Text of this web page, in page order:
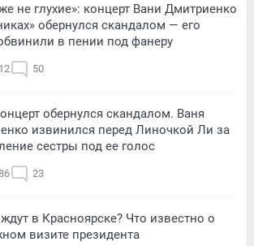
не глухие»: концерт Вани Дмитриенко
обернулся скандалом — его
в пении под фанеру
50
обернулся скандалом. Ваня
извинился перед Линочкой Ли за
сестры под ее голос
23
в Красноярске? Что известно о
визите президента